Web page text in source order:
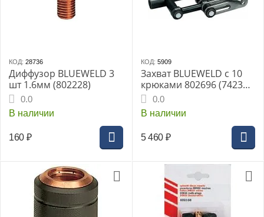
КОД: 28736
Диффузор BLUEWELD 3
шт 1.6мм (802228)
0.0
В наличии
160 ₽
КОД: 5909
Захват BLUEWELD с 10
крюками 802696 (742318
old)0.0
В наличии
5 460 ₽